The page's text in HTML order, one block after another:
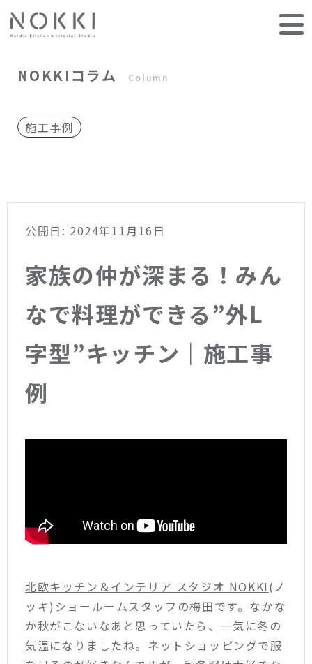
NOKKIコラム Column
施工事例
公開日: 2024年11月16日
家族の仲が深まる！みん
なで料理ができる”外L
字型”キッチン｜施工事
例
北欧キッチン＆インテリア スタジオ NOKKI(ノ
ッキ)ショールームスタッフの梅田です。なかな
か秋がこないなあと思っていたら、一気に冬の
気温になりましたね。ネットショッピングで服